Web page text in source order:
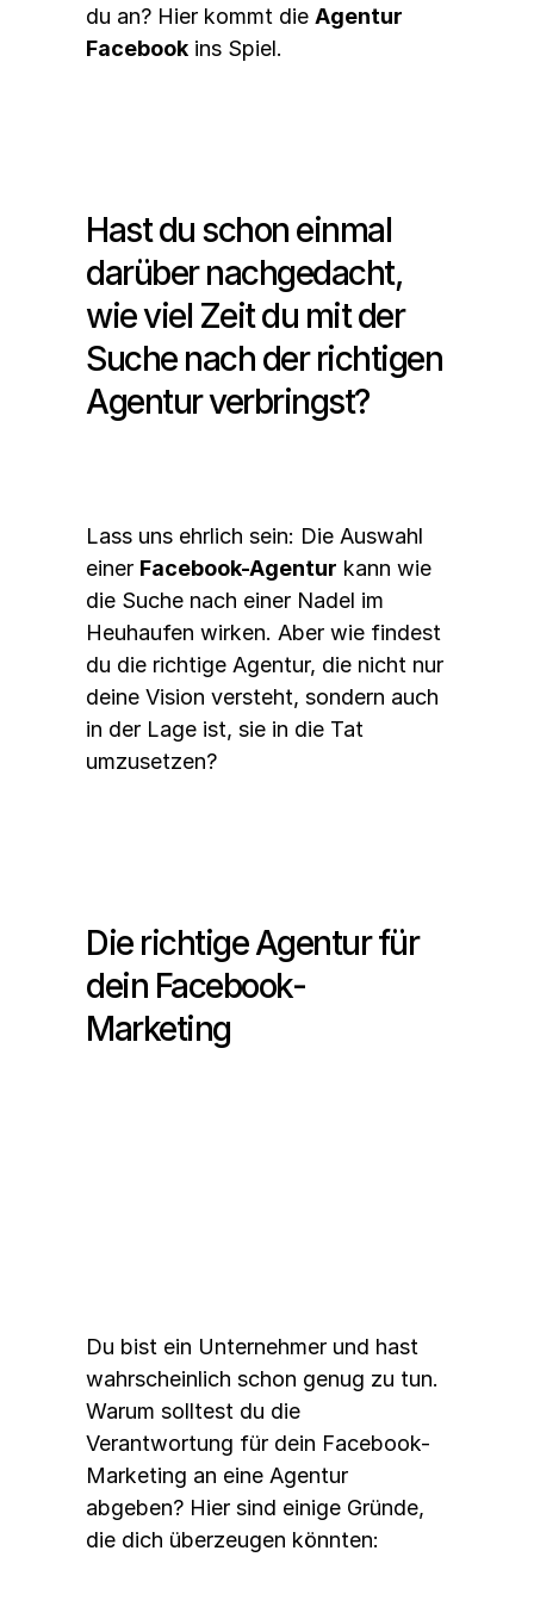
du an? Hier kommt die Agentur
Facebook ins Spiel.
Hast du schon einmal
darüber nachgedacht,
wie viel Zeit du mit der
Suche nach der richtigen
Agentur verbringst?
Lass uns ehrlich sein: Die Auswahl
einer Facebook-Agentur kann wie
die Suche nach einer Nadel im
Heuhaufen wirken. Aber wie findest
du die richtige Agentur, die nicht nur
deine Vision versteht, sondern auch
in der Lage ist, sie in die Tat
umzusetzen?
Die richtige Agentur für
dein Facebook-
Marketing
Du bist ein Unternehmer und hast
wahrscheinlich schon genug zu tun.
Warum solltest du die
Verantwortung für dein Facebook-
Marketing an eine Agentur
abgeben? Hier sind einige Gründe,
die dich überzeugen könnten: